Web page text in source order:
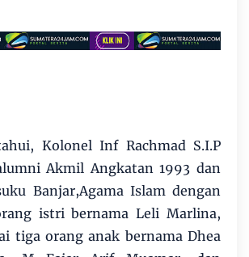
Kolonel Inf Rachmad S.I.P
Akmil Angkatan 1993 dan
Banjar,Agama Islam dengan
istri bernama Leli Marlina,
tiga orang anak bernama Dhea